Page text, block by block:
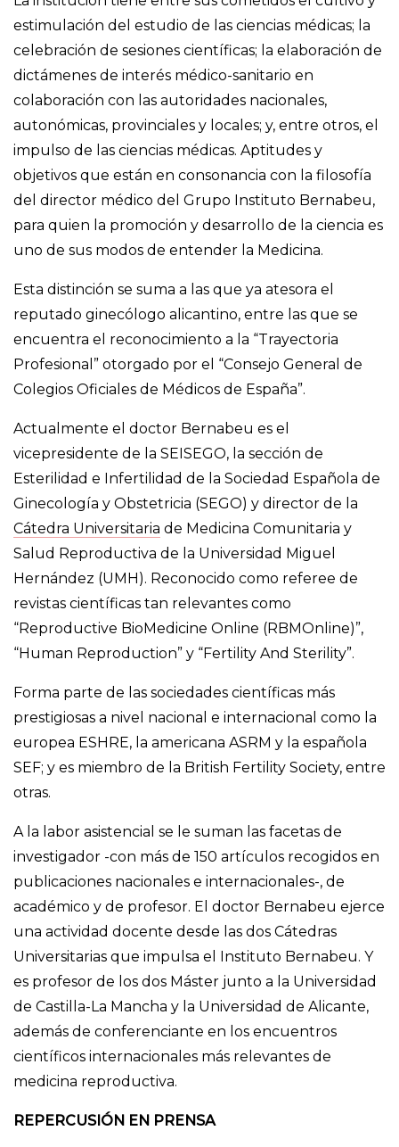
estimulación del estudio de las ciencias médicas; la
celebración de sesiones científicas; la elaboración de
dictámenes de interés médico-sanitario en
colaboración con las autoridades nacionales,
autonómicas, provinciales y locales; y, entre otros, el
impulso de las ciencias médicas. Aptitudes y
objetivos que están en consonancia con la filosofía
del director médico del Grupo Instituto Bernabeu,
para quien la promoción y desarrollo de la ciencia es
uno de sus modos de entender la Medicina.
Esta distinción se suma a las que ya atesora el
reputado ginecólogo alicantino, entre las que se
encuentra el reconocimiento a la “Trayectoria
Profesional” otorgado por el “Consejo General de
Colegios Oficiales de Médicos de España”.
Actualmente el doctor Bernabeu es el
vicepresidente de la SEISEGO, la sección de
Esterilidad e Infertilidad de la Sociedad Española de
Ginecología y Obstetricia (SEGO) y director de la
Cátedra Universitaria de Medicina Comunitaria y
Salud Reproductiva de la Universidad Miguel
Hernández (UMH). Reconocido como referee de
revistas científicas tan relevantes como
“Reproductive BioMedicine Online (RBMOnline)”,
“Human Reproduction” y “Fertility And Sterility”.
Forma parte de las sociedades científicas más
prestigiosas a nivel nacional e internacional como la
europea ESHRE, la americana ASRM y la española
SEF; y es miembro de la British Fertility Society, entre
otras.
A la labor asistencial se le suman las facetas de
investigador -con más de 150 artículos recogidos en
publicaciones nacionales e internacionales-, de
académico y de profesor. El doctor Bernabeu ejerce
una actividad docente desde las dos Cátedras
Universitarias que impulsa el Instituto Bernabeu. Y
es profesor de los dos Máster junto a la Universidad
de Castilla-La Mancha y la Universidad de Alicante,
además de conferenciante en los encuentros
científicos internacionales más relevantes de
medicina reproductiva.
REPERCUSIÓN EN PRENSA